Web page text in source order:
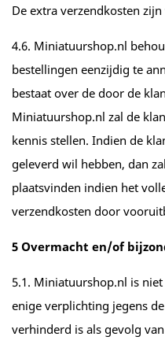
De extra verzendkosten
4.6. Miniatuurshop.nl
bestellingen eenzijdig te
bestaat over de door de
Miniatuurshop.nl zal de
kennis stellen. Indien de
geleverd wil hebben, dan
plaatsvinden indien het
verzendkosten door
5 Overmacht en/of
5.1. Miniatuurshop.nl is
enige verplichting jegens
verhinderd is als gevolg